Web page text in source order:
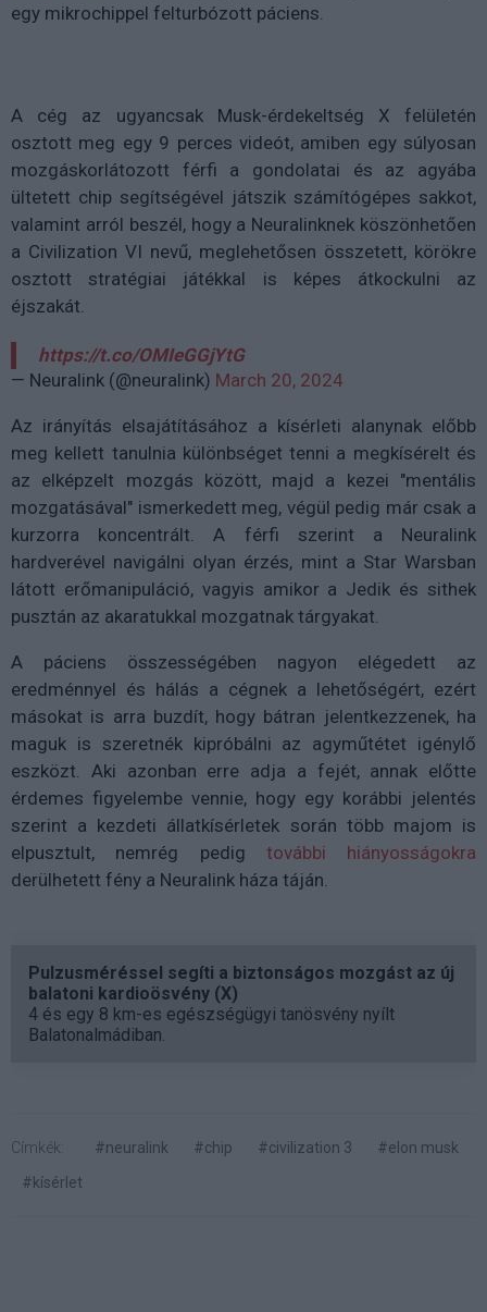
egy mikrochippel felturbózott páciens.
A cég az ugyancsak Musk-érdekeltség X felületén
osztott meg egy 9 perces videót, amiben egy súlyosan
mozgáskorlátozott férfi a gondolatai és az agyába
ültetett chip segítségével játszik számítógépes sakkot,
valamint arról beszél, hogy a Neuralinknek köszönhetően
a Civilization VI nevű, meglehetősen összetett, körökre
osztott stratégiai játékkal is képes átkockulni az
éjszakát.
https://t.co/OMIeGGjYtG
— Neuralink (@neuralink) March 20, 2024
Az irányítás elsajátításához a kísérleti alanynak előbb
meg kellett tanulnia különbséget tenni a megkísérelt és
az elképzelt mozgás között, majd a kezei "mentális
mozgatásával" ismerkedett meg, végül pedig már csak a
kurzorra koncentrált. A férfi szerint a Neuralink
hardverével navigálni olyan érzés, mint a Star Warsban
látott erőmanipuláció, vagyis amikor a Jedik és sithek
pusztán az akaratukkal mozgatnak tárgyakat.
A páciens összességében nagyon elégedett az
eredménnyel és hálás a cégnek a lehetőségért, ezért
másokat is arra buzdít, hogy bátran jelentkezzenek, ha
maguk is szeretnék kipróbálni az agyműtétet igénylő
eszközt. Aki azonban erre adja a fejét, annak előtte
érdemes figyelembe vennie, hogy egy korábbi jelentés
szerint a kezdeti állatkísérletek során több majom is
elpusztult, nemrég pedig további hiányosságokra
derülhetett fény a Neuralink háza táján.
Pulzusméréssel segíti a biztonságos mozgást az új
balatoni kardioösvény (X)
4 és egy 8 km-es egészségügyi tanösvény nyílt
Balatonalmádiban.
Címkék: #neuralink #chip #civilization 3
#elon musk
#kísérlet